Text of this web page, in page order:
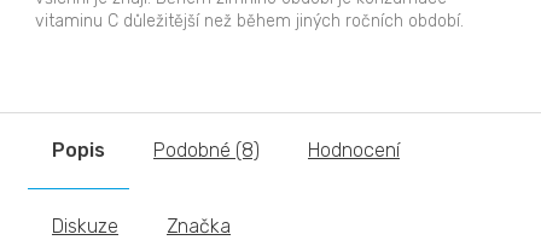
vitaminu C důležitější než během jiných ročních období.
Popis Podobné (8) Hodnocení
Diskuze Značka